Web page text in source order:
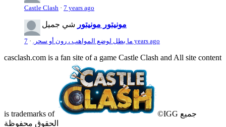
Castle Clash · 7 years ago
مونيتور مونيتور شي جميل
ما بطل لوضع المواهب ، رون أو سحر. · 7 years ago
casclash.com is a fan site of a game Castle Clash and All site content
is trademarks of
©IGG جميع
الحقوق محفوظة